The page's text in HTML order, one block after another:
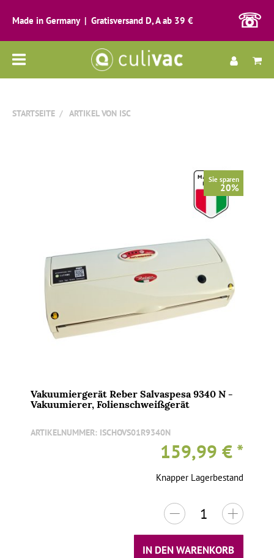
Made in Germany | Gratisversand D, A ab 39 € ☏
Alle
STARTSEITE ARTIKEL VON ISC
Sie sparen
20%
Vakuumiergerät Reber Salvaspesa 9340 N -
Vakuumierer, Folienschweißgerät
ARTIKELNUMMER: ISCHOVS01R9340N
159,99 € *
Knapper Lagerbestand
IN DEN WARENKORB